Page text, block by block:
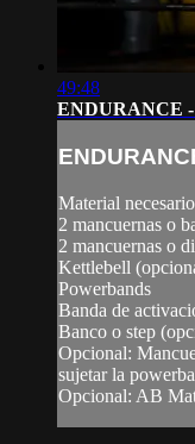
49:48
ENDURANCE -
Material
2 mancuernas o
2 mancuernas o
Kettlebell
Powerbands
Banda de
Banco o step
Opcional:
sujetar la
Opcional: AB